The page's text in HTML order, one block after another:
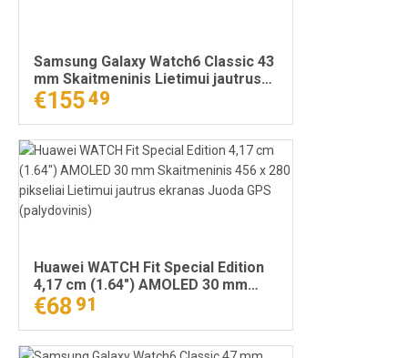
Samsung Galaxy Watch6 Classic 43
mm Skaitmeninis Lietimui jautrus
ekranas Sidabras
€15549
Huawei WATCH Fit Special Edition
4,17 cm (1.64") AMOLED 30 mm
Skaitmeninis 456 x 280 pikseliai
Lietimui jautrus ekranas Juoda
GPS (palydovinis)
€68 91